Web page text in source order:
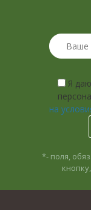
Я
на
*- поля,